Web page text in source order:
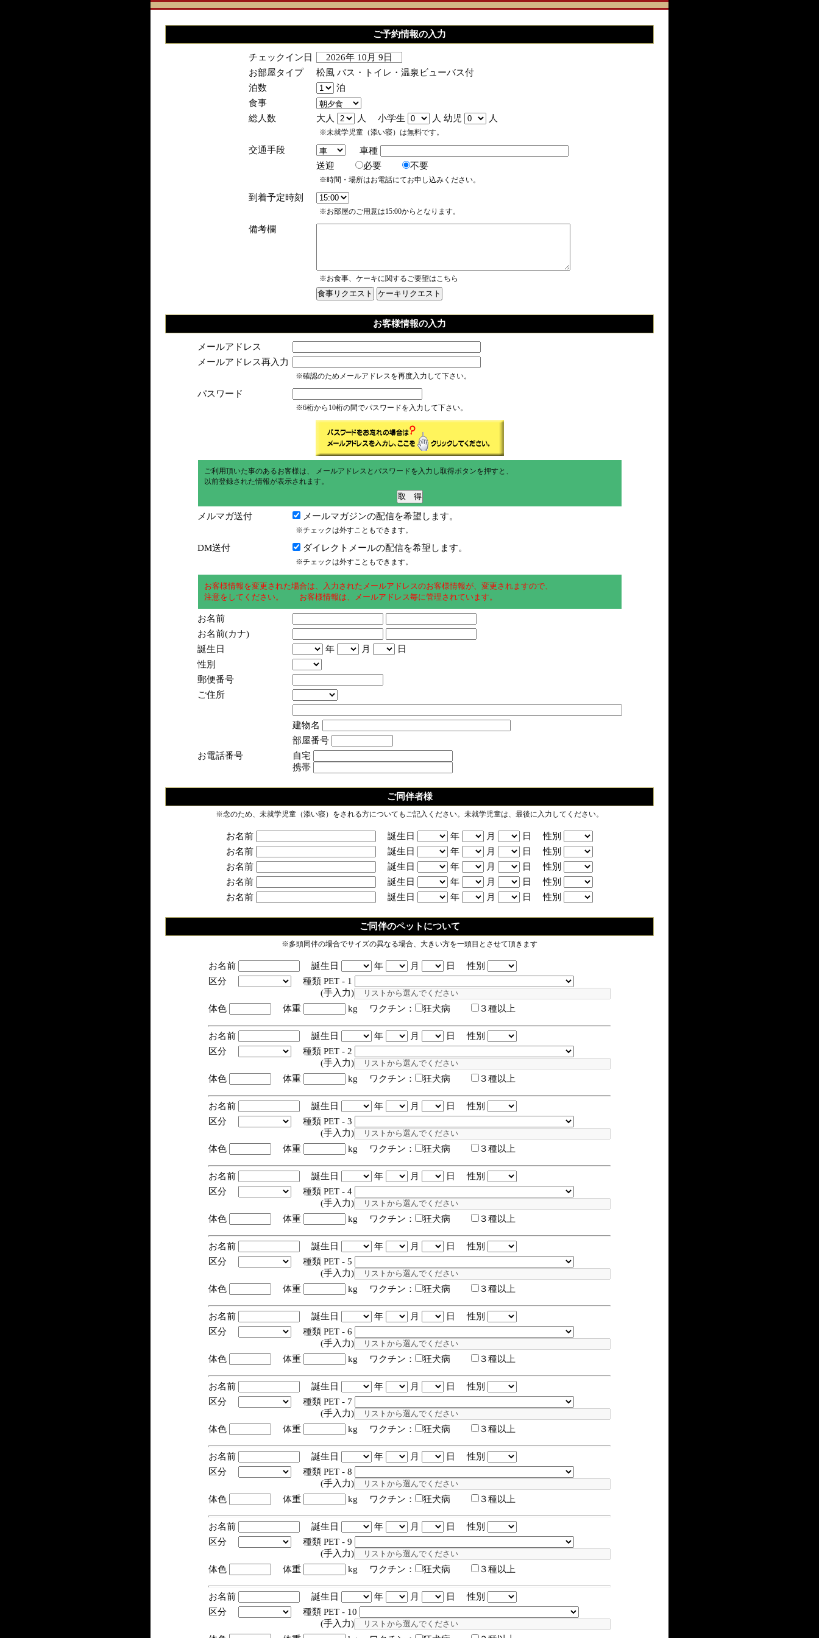
ご予約情報の入力
チェックイン日
2026年 10月 9日
お部屋タイプ
松風 バス・トイレ・温泉ビューバス付
泊数
泊
食事
総人数
大人 人 小学生 人 幼児 人
※未就学児童（添い寝）は無料です。
交通手段
車種
送迎
必要 不要
※時間・場所はお電話にてお申し込みください。
到着予定時刻
※お部屋のご用意は15:00からとなります。
備考欄
※お食事、ケーキに関するご要望はこちら
お客様情報の入力
メールアドレス
メールアドレス再入力
※確認のためメールアドレスを再度入力して下さい。
パスワード
※6桁から10桁の間でパスワードを入力して下さい。
ご利用頂いた事のあるお客様は、 メールアドレスとパスワードを入力し取得ボタンを押すと、
以前登録された情報が表示されます。
メルマガ送付 メールマガジンの配信を希望します。
※チェックは外すこともできます。
DM送付 ダイレクトメールの配信を希望します。
※チェックは外すこともできます。
お客様情報を変更された場合は、入力されたメールアドレスのお客様情報が、変更されますので、
注意をしてください。 お客様情報は、メールアドレス毎に管理されています。
お名前
お名前(カナ)
誕生日
年 月
日
性別
郵便番号
ご住所
建物名
部屋番号
お電話番号
自宅
携帯
ご同伴者様
※念のため、未就学児童（添い寝）をされる方についてもご記入ください。未就学児童は、最後に入力してください。
お名前 誕生日 年 月
日 性別
お名前
誕生日 年 月
日 性別
お名前
誕生日 年 月
日 性別
お名前
誕生日 年 月
日 性別
お名前
誕生日 年 月 日 性別
ご同伴のペットについて
※多頭同伴の場合でサイズの異なる場合、大きい方を一頭目とさせて頂きます
お名前 誕生日 年 月
日 性別
区分
種類 PET - 1
(手入力)
体色
体重 kg ワクチン： 狂犬病 ３種以上
お名前 誕生日 年 月
日 性別
区分
種類 PET - 2
(手入力)
体色
体重 kg ワクチン： 狂犬病 ３種以上
お名前 誕生日 年 月
日 性別
区分
種類 PET - 3
(手入力)
体色
体重 kg ワクチン： 狂犬病 ３種以上
お名前 誕生日 年 月
日 性別
区分
種類 PET - 4
(手入力)
体色
体重 kg ワクチン： 狂犬病 ３種以上
お名前 誕生日 年 月
日 性別
区分
種類 PET - 5
(手入力)
体色
体重 kg ワクチン： 狂犬病 ３種以上
お名前 誕生日 年 月
日 性別
区分
種類 PET - 6
(手入力)
体色
体重 kg ワクチン： 狂犬病 ３種以上
お名前 誕生日 年 月
日 性別
区分
種類 PET - 7
(手入力)
体色
体重 kg ワクチン： 狂犬病 ３種以上
お名前 誕生日 年 月
日 性別
区分
種類 PET - 8
(手入力)
体色
体重 kg ワクチン： 狂犬病 ３種以上
お名前 誕生日 年 月
日 性別
区分
種類 PET - 9
(手入力)
体色
体重 kg ワクチン： 狂犬病 ３種以上
お名前 誕生日 年 月
日 性別
区分
種類 PET - 10
(手入力)